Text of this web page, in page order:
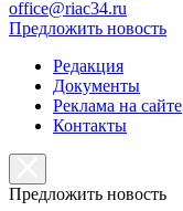
office@riac34.ru
Предложить новость
Редакция
Документы
Реклама на сайте
Контакты
Предложить новость